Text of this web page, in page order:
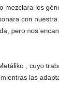
mezclara los
con
pero nos
, cuyo
las